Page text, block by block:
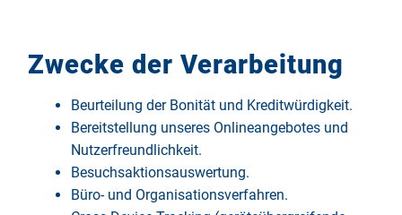
Zwecke der Verarbeitung
Beurteilung der Bonität und Kreditwürdigkeit.
Bereitstellung unseres Onlineangebotes und
Nutzerfreundlichkeit.
Besuchsaktionsauswertung.
Büro- und Organisationsverfahren.